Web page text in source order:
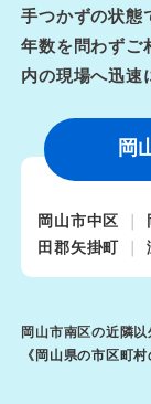
手つかずの状態
年数を問わずご
内の現場へ迅速
岡
岡山市中区
田郡矢掛町
岡山市南区の近隣
《 岡山県の市区町